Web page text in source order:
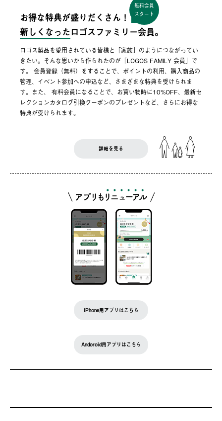
お得な特典が盛りだくさん！
無料会員
スタート
新しくなった ロゴスファミリー会員。
ロゴス製品を愛用されている皆様と「家族」のようにつながってい
きたい。そんな思いから作られたのが「LOGOS FAMILY 会員」で
す。 会員登録（無料）をすることで、ポイントの利用、購入商品の
管理、イベント参加への申込など、さまざまな特典を受けられま
す。また、 有料会員になることで、お買い物時に10%OFF、最新セ
レクションカタログ引換クーポンのプレゼントなど、さらにお得な
特典が受けられます。
詳細を見る
iPhone用アプリはこちら
Andoroid用アプリはこちら